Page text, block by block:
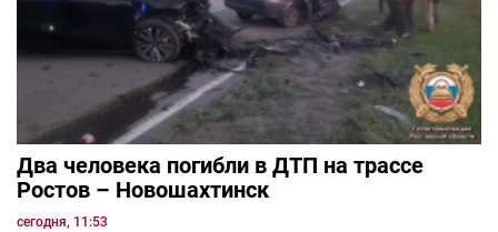
Два человека погибли в ДТП на трассе
Ростов – Новошахтинск
сегодня, 11:53